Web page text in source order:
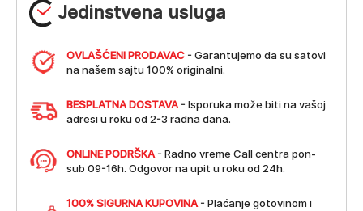
Jedinstvena usluga
OVLAŠĆENI PRODAVAC - Garantujemo da su satovi
na našem sajtu 100% originalni.
BESPLATNA DOSTAVA - Isporuka može biti na vašoj
adresi u roku od 2-3 radna dana.
ONLINE PODRŠKA - Radno vreme Call centra pon-
sub 09-16h. Odgovor na upit u roku od 24h.
100% SIGURNA KUPOVINA - Plaćanje gotovinom i